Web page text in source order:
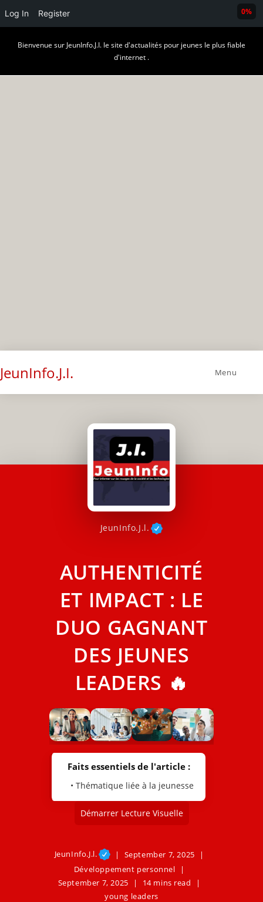
Log In Register
Bienvenue sur JeunInfo.J.I. le site d'actualités pour jeunes le plus fiable
d'internet .
JeunInfo.J.I. Menu
JeunInfo.J.l.
AUTHENTICITÉ
ET IMPACT : LE
DUO GAGNANT
DES JEUNES
LEADERS 🔥
Faits essentiels de l'article :
• Thématique liée à la jeunesse
Démarrer Lecture Visuelle
JeunInfo.J.l.
September 7, 2025
Développement personnel
September 7, 2025
14 mins read
young leaders
0%